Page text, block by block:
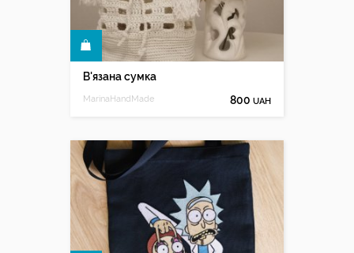
В'язана сумка
MarinaHandMade 800 UAH